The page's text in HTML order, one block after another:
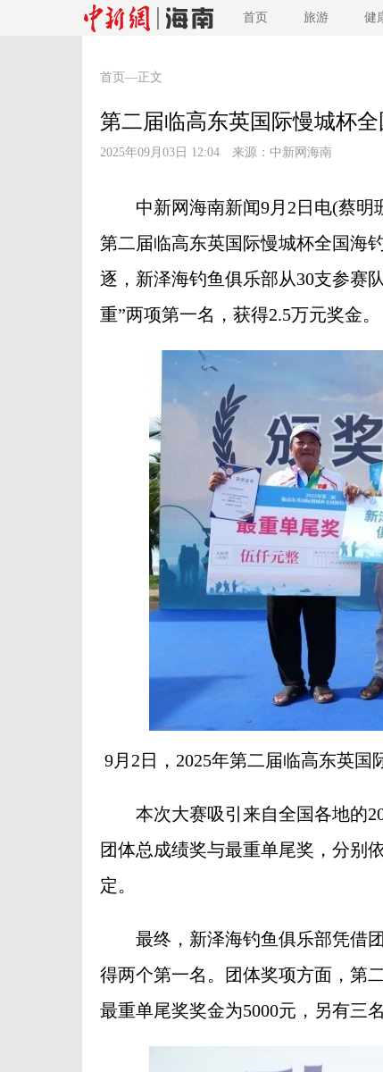
首页 旅游 健
首页 —正文
第二届临高东英国际慢城杯
2025年09月03日 12:04 来源： 中新网海南
中新网海南新闻9月2日电(蔡明
第二届临高东英国际慢城杯全国海
逐，新泽海钓鱼俱乐部从30支参赛
重”两项第一名，获得2.5万元奖金。
9月2日，2025年第二届临高东英
本次大赛吸引来自全国各地的
团体总成绩奖与最重单尾奖，分别
定。
最终，新泽海钓鱼俱乐部凭借团
得两个第一名。团体奖项方面，第
最重单尾奖奖金为5000元，另有三